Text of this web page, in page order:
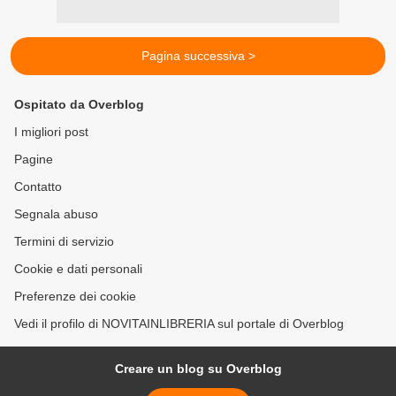
Pagina successiva >
Ospitato da Overblog
I migliori post
Pagine
Contatto
Segnala abuso
Termini di servizio
Cookie e dati personali
Preferenze dei cookie
Vedi il profilo di NOVITAINLIBRERIA sul portale di Overblog
Creare un blog su Overblog